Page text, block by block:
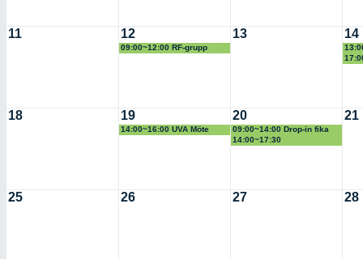
11 12
09:00~12:00 RF-grupp
13 14
ABF
18 19
14:00~16:00 UVA Möte
skanska
20
09:00~14:00 Drop-in fika
14:00~17:30
Räddningstjänsten
21
25 26 27 28